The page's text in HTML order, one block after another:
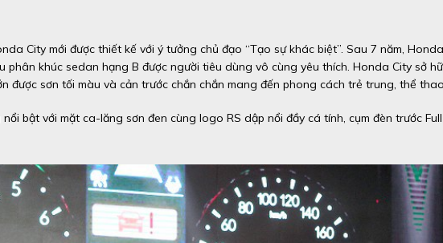
City mới được thiết kế với ý tưởng chủ đạo “Tạo sự khác biệt”. Sau 7 năm, Honda
phân khúc sedan hạng B được người tiêu dùng vô cùng yêu thích. Honda City sở
được sơn tối màu và cản trước chắn chắn mang đến phong cách trẻ trung, thể
bật với mặt ca-lăng sơn đen cùng logo RS dập nổi đầy cá tính, cụm đèn trước Full